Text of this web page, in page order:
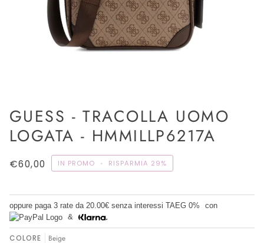
GUESS - TRACOLLA UOMO
LOGATA - HMMILLP6217A
€60,00 IN PROMO • RISPARMIA 29%
oppure paga 3 rate da 20.00€ senza interessi TAEG 0%
con
&
COLORE Beige